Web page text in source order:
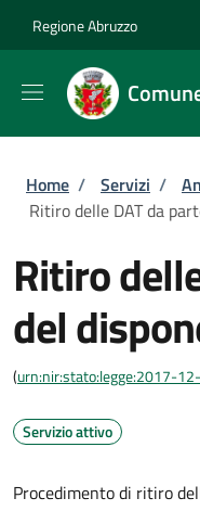
Regione Abruzzo
Briciole di
Home / Servizi /
Ritiro delle DAT da
Ritiro
del
(urn:nir:stato:legge:2017-
Servizio attivo
Procedimento di ritiro